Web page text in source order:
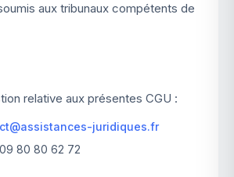
aux tribunaux compétents de
relative aux présentes CGU :
juridiques.fr
80 80 62 72